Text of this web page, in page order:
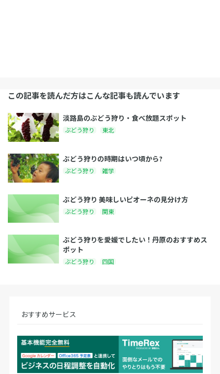
この記事を読んだ方はこんな記事も読んでいます
淡路島のぶどう狩り・食べ放題スポット
ぶどう狩り 東北
ぶどう狩りの時期はいつ頃から?
ぶどう狩り 雑学
ぶどう狩り 美味しいピオーネの見分け方
ぶどう狩り 関東
ぶどう狩りを愛媛でしたい！丹原のおすすめス
ポット
ぶどう狩り 四国
おすすめサービス